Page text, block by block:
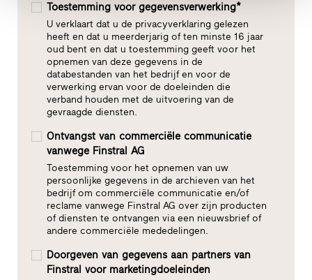
Toestemming voor gegevensverwerking*
U verklaart dat u de privacyverklaring gelezen
heeft en dat u meerderjarig of ten minste 16 jaar
oud bent en dat u toestemming geeft voor het
opnemen van deze gegevens in de
databestanden van het bedrijf en voor de
verwerking ervan voor de doeleinden die
verband houden met de uitvoering van de
gevraagde diensten.
Ontvangst van commerciële communicatie
vanwege Finstral AG
Toestemming voor het opnemen van uw
persoonlijke gegevens in de archieven van het
bedrijf om commerciële communicatie en/of
reclame vanwege Finstral AG over zijn producten
of diensten te ontvangen via een nieuwsbrief of
andere commerciële mededelingen.
Doorgeven van gegevens aan partners van
Finstral voor marketingdoeleinden